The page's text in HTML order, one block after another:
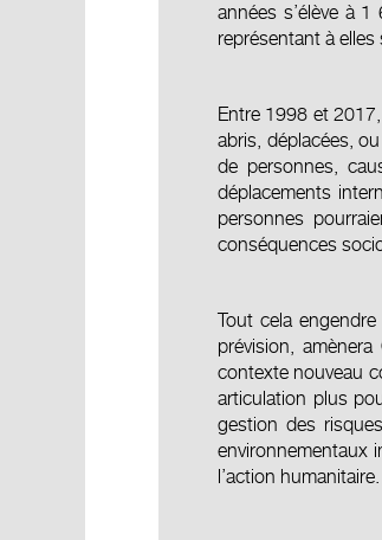
années s’élève à
représentant à
Entre 1998 et
abris, déplacées,
de personnes,
déplacements
personnes
conséquences
Tout cela
prévision,
contexte nouveau
articulation plus
gestion des
environnementaux
l’action humanitaire.